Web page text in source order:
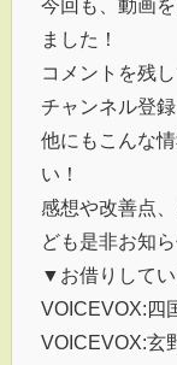
今回も、動画
ました！
コメントを残
チャンネル登
他にもこんな
い！
感想や改善点
ども是非お知
▼お借りして
VOICEVOX:四
VOICEVOX:玄